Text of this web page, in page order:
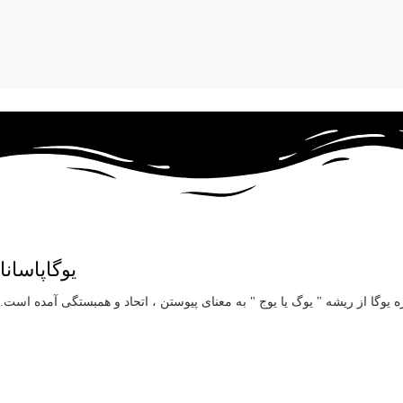
یوگاپاسانا
یوگا از ریشه " یوگ یا یوج " به معنای پیوستن ، اتحاد و همبستگی آمده است.